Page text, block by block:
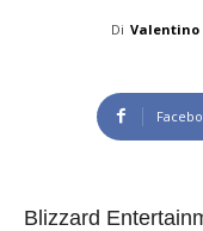
Di Valentino
Blizzard